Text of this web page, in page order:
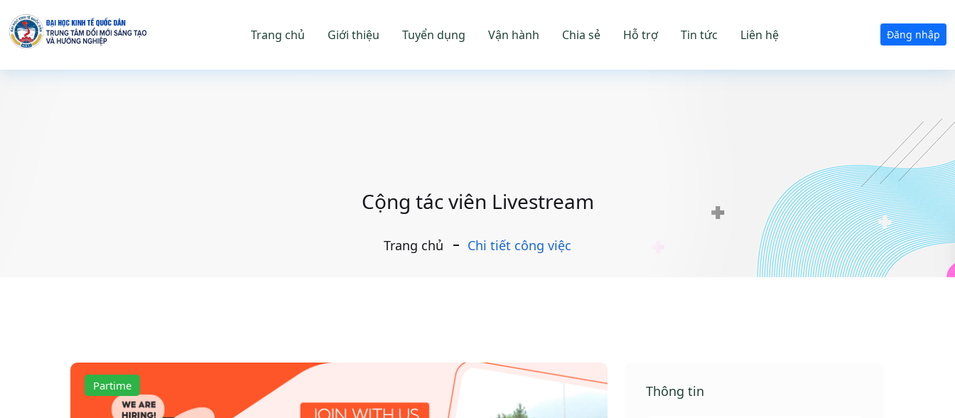
Trang chủ Giới thiệu Tuyển dụng Vận hành Chia sẻ Hỗ trợ Tin tức Liên hệ Đăng nhập
Cộng tác viên Livestream
Trang chủ Chi tiết công việc
Partime Thông tin